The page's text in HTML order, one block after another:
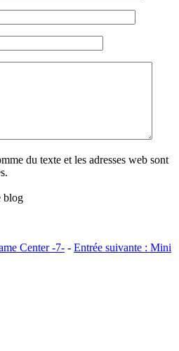
du texte et les adresses web sont
blog
Center -7- - Entrée suivante : Mini